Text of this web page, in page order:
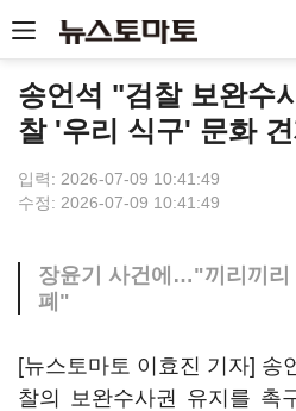
송언석 "검찰 보완수
찰 '우리 식구' 문화
입력: 2026-07-09 10:41:49
수정: 2026-07-09 10:41:49
장윤기 사건에…"끼리끼리
폐"
[뉴스토마토 이효진 기자] 송
찰의 보완수사권 유지를 촉